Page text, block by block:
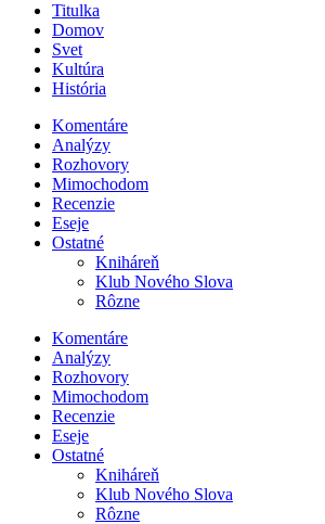
Titulka
Domov
Svet
Kultúra
História
Komentáre
Analýzy
Rozhovory
Mimochodom
Recenzie
Eseje
Ostatné
Kniháreň
Klub Nového Slova
Rôzne
Komentáre
Analýzy
Rozhovory
Mimochodom
Recenzie
Eseje
Ostatné
Kniháreň
Klub Nového Slova
Rôzne